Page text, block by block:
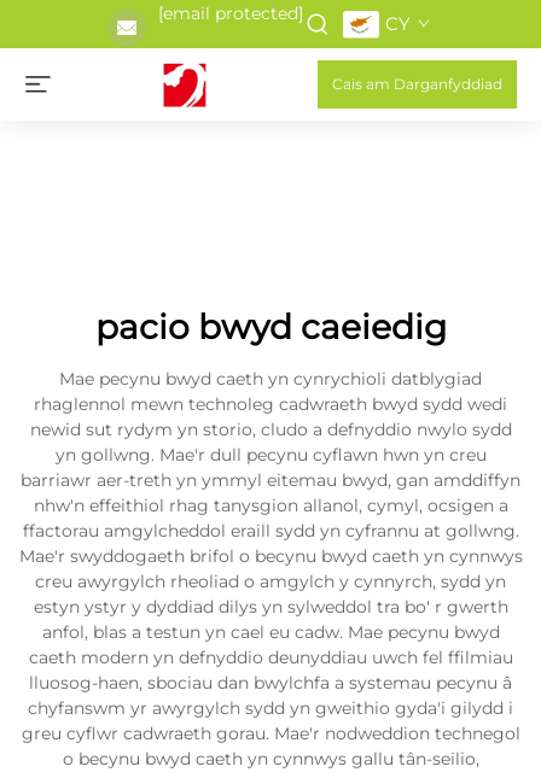
[email protected] CY
Cais am Darganfyddiad
pacio bwyd caeiedig
Mae pecynu bwyd caeth yn cynrychioli datblygiad
rhaglennol mewn technoleg cadwraeth bwyd sydd wedi
newid sut rydym yn storio, cludo a defnyddio nwylo sydd
yn gollwng. Mae'r dull pecynu cyflawn hwn yn creu
barriawr aer-treth yn ymmyl eitemau bwyd, gan amddiffyn
nhw'n effeithiol rhag tanysgion allanol, cymyl, ocsigen a
ffactorau amgylcheddol eraill sydd yn cyfrannu at gollwng.
Mae'r swyddogaeth brifol o becynu bwyd caeth yn cynnwys
creu awyrgylch rheoliad o amgylch y cynnyrch, sydd yn
estyn ystyr y dyddiad dilys yn sylweddol tra bo' r gwerth
anfol, blas a testun yn cael eu cadw. Mae pecynu bwyd
caeth modern yn defnyddio deunyddiau uwch fel ffilmiau
lluosog-haen, sbociau dan bwylchfa a systemau pecynu â
chyfanswm yr awyrgylch sydd yn gweithio gyda'i gilydd i
greu cyflwr cadwraeth gorau. Mae'r nodweddion technegol
o becynu bwyd caeth yn cynnwys gallu tân-seilio,